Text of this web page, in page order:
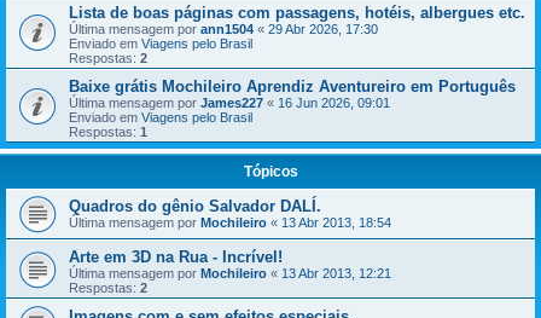
Lista de boas páginas com passagens, hotéis, albergues etc.
Última mensagem por ann1504 « 29 Abr 2026, 17:30
Enviado em Viagens pelo Brasil
Respostas: 2
Baixe grátis Mochileiro Aprendiz Aventureiro em Português
Última mensagem por James227 « 16 Jun 2026, 09:01
Enviado em Viagens pelo Brasil
Respostas: 1
Tópicos
Quadros do gênio Salvador DALÍ.
Última mensagem por Mochileiro « 13 Abr 2013, 18:54
Arte em 3D na Rua - Incrível!
Última mensagem por Mochileiro « 13 Abr 2013, 12:21
Respostas: 2